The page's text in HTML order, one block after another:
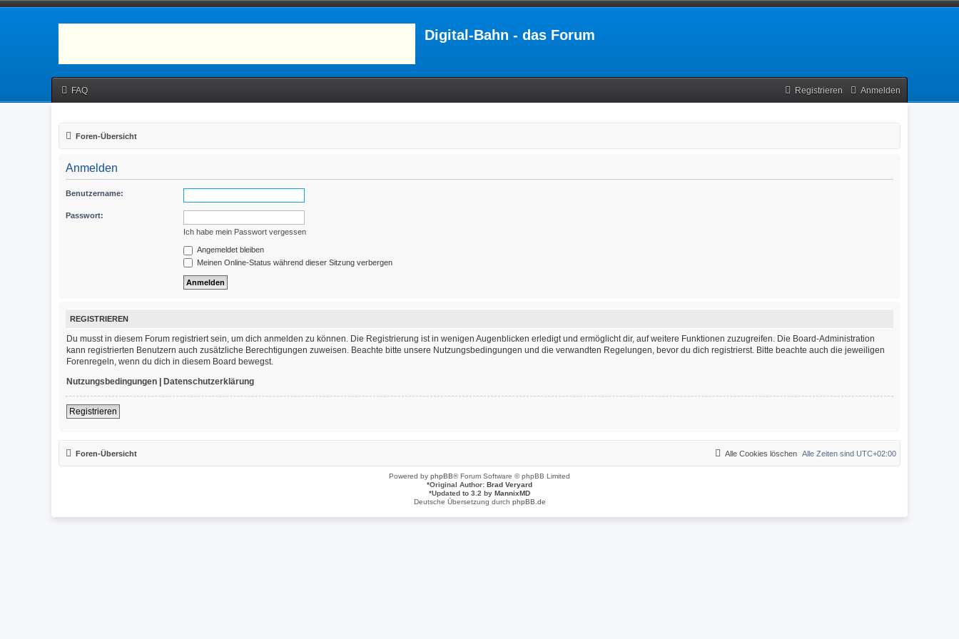
Digital-Bahn - das Forum
FAQ Anmelden
Registrieren
Foren-Übersicht
Anmelden
Benutzername:
Passwort:
Ich habe mein Passwort vergessen
Angemeldet bleiben
Meinen Online-Status während dieser Sitzung verbergen
REGISTRIEREN
Du musst in diesem Forum registriert sein, um dich anmelden zu können. Die Registrierung ist in wenigen Augenblicken erledigt und ermöglicht dir, auf weitere Funktionen zuzugreifen. Die Board-Administration
kann registrierten Benutzern auch zusätzliche Berechtigungen zuweisen. Beachte bitte unsere Nutzungsbedingungen und die verwandten Regelungen, bevor du dich registrierst. Bitte beachte auch die jeweiligen
Forenregeln, wenn du dich in diesem Board bewegst.
Nutzungsbedingungen | Datenschutzerklärung
Registrieren
Foren-Übersicht Alle Zeiten sind UTC+02:00
Alle Cookies löschen
Powered by phpBB® Forum Software © phpBB Limited
*Original Author: Brad Veryard
*Updated to 3.2 by MannixMD
Deutsche Übersetzung durch phpBB.de